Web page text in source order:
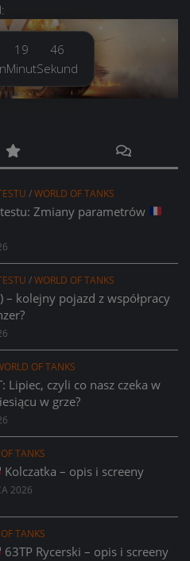
19
Minut
47
Sekund
/WORLD OF TANKS
Zmiany parametrów
/WORLD OF TANKS
– kolejny pojazd z współpracy
OF TANKS
Lipiec, czyli co nasz czeka w
w grze?
TANKS
Kolczatka – opis i screeny
2026
TANKS
63TP Rycerski – opis i screeny